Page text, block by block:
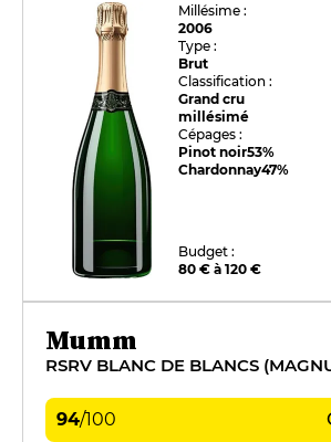
Millésime :
2006
Type :
Brut
Classification :
Grand cru
millésimé
Cépages :
Pinot noir53%
Chardonnay47%
Budget :
80 € à 120 €
Mumm
RSRV BLANC DE BLANCS
94/100